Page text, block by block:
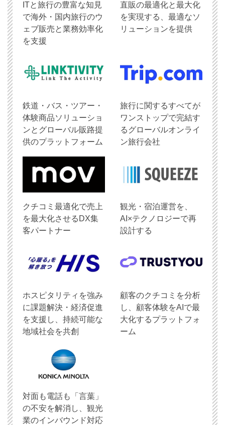
ITと旅行の豊富な知見
で海外・国内旅行のウ
ェブ販売と業務効率化
を支援
直販の最適化と最大化
を実現する、最適なソ
リューションを提供
鉄道・バス・ツアー・
体験商品ソリューショ
ンとグローバル販路提
供のプラットフォーム
旅行に関するすべてが
ワンストップで完結す
るグローバルオンライ
ン旅行会社
クチコミ最適化で売上
を最大化させるDX集
客パートナー
観光・宿泊運営を、
AI×テクノロジーで再
設計する
ホスピタリティを強み
に課題解決・経済促進
を支援し、持続可能な
地域社会を共創
顧客のクチコミを分析
し、顧客体験をAIで最
大化するプラットフォ
ーム
対面も電話も「言葉」
の不安を解消し、観光
業のインバウンド対応